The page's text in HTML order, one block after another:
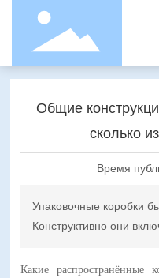
Общие
сколько
Время
Упаковочные коробки
Конструктивно они
коробок, конструкции
Какие распространённые